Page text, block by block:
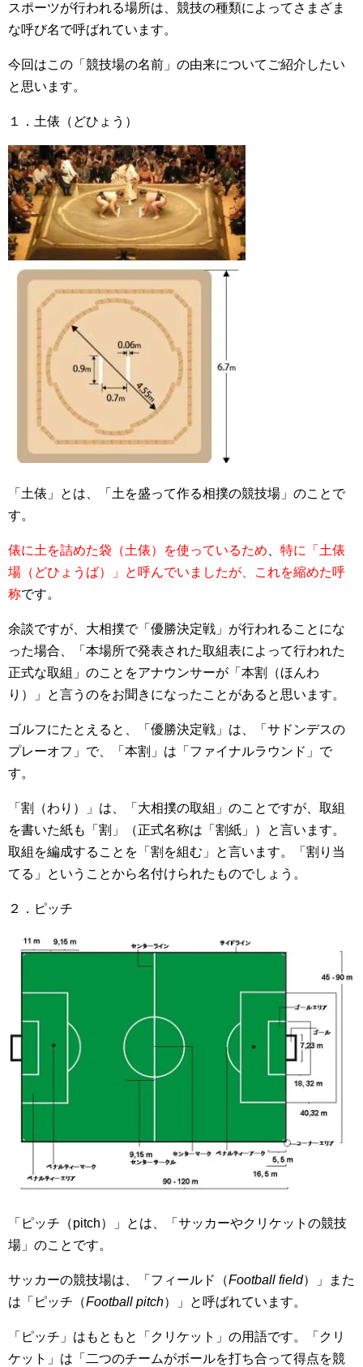
スポーツが行われる場所は、競技の種類によってさまざま
な呼び名で呼ばれています。
今回はこの「競技場の名前」の由来についてご紹介したい
と思います。
１．土俵（どひょう）
「土俵」とは、「土を盛って作る相撲の競技場」のことで
す。
俵に土を詰めた袋（土俵）を使っているため
特に「土俵
場（どひょうば）」と呼んでいましたが、これを縮めた呼
称です。
余談ですが、大相撲で「優勝決定戦」が行われることにな
った場合、「本場所で発表された取組表によって行われた
正式な取組」のことをアナウンサーが「本割（ほんわ
り）」と言うのをお聞きになったことがあると思います。
ゴルフにたとえると、「優勝決定戦」は、「サドンデスの
プレーオフ」で、「本割」は「ファイナルラウンド」で
す。
「割（わり）」は、「大相撲の取組」のことですが、取組
を書いた紙も「割」（正式名称は「割紙」）と言います。
取組を編成することを「割を組む」と言います。「割り当
てる」ということから名付けられたものでしょう。
２．ピッチ
「ピッチ（pitch）」とは、「サッカーやクリケットの競技
場」のことです。
サッカーの競技場は、「フィールド（Football field）」また
は「ピッチ（Football pitch）」と呼ばれています。
「ピッチ」はもともと「クリケット」の用語です。「クリ
ケット」は「二つのチームがボールを打ち合って得点を競